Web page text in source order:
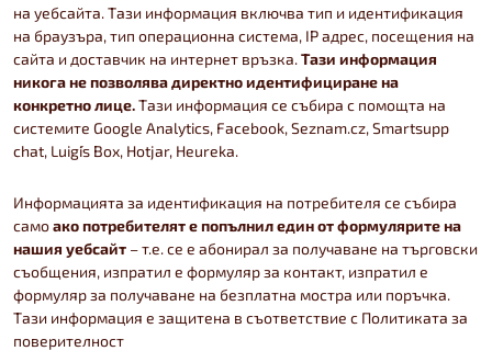
на уебсайта. Тази информация включва тип и идентификация
на браузъра, тип операционна система, IP адрес, посещения на
сайта и доставчик на интернет връзка.Тази информация
никога не позволява директно идентифициране на
конкретно лице.Тази информация се събира с помощта на
системите Google Analytics, Facebook, Seznam.cz, Smartsupp
chat, Luigi´s Box, Hotjar, Heureka.
Информацията за идентификация на потребителя се събира
самоако потребителят е попълнил един от формулярите на
нашия уебсайт – т.е. се е абонирал за получаване на търговски
съобщения, изпратил е формуляр за контакт, изпратил е
формуляр за получаване на безплатна мостра или поръчка.
Тази информация е защитена в съответствие с Политиката за
поверителност